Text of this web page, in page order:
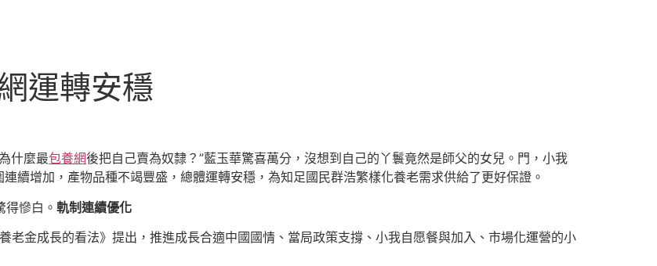
運轉安穩
什麼最包養網後把自己賣為奴隸？”藍玉華驚喜萬分，沒想到自己的丫鬟竟然是師父的女兒。門，小我
續增加，產物品種不竭豐盛，總體運轉安穩，為知足國民群浩繁樣化養老需求供給了更好保證。
慘白。 軌制連續優化
金成長的看法》提出，推進成長合適中國國情、當局政策支撐、小我自愿餐與加入、市場化運營的小